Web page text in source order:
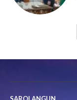
SAROLANGUN